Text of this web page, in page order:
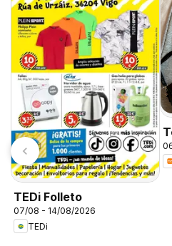
TEDi Folleto
07/08 - 14/08/2026
TEDi